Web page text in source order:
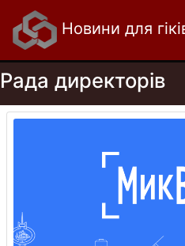
Новини для
Рада директорів